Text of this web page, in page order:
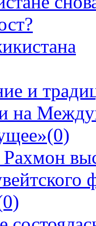
и
на
(0)